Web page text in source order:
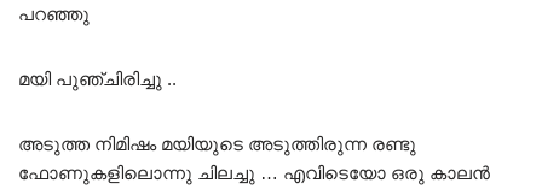
പറഞ്ഞു
മയി പുഞ്ചിരിച്ചു ..
അടുത്ത നിമിഷം മയിയുടെ അടുത്തിരുന്ന രണ്ടു
ഫോണുകളിലൊന്നു ചിലച്ചു … എവിടെയോ ഒരു കാലൻ